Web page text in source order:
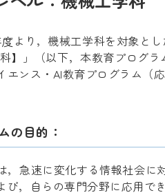
より，機械工学科を対象と
】」（以下，本教育プログ
エンス・AI教育プログラム（
の目的：
，急速に変化する情報社会に
び，自らの専門分野に応用で